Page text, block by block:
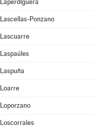
Laperdiguera
Lascellas-Ponzano
Lascuarre
Laspaúles
Laspuña
Loarre
Loporzano
Loscorrales